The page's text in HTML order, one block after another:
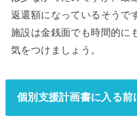
返還額になっているそうで
施設は金銭面でも時間的に
気をつけましょう。
個別支援計画書に入る前